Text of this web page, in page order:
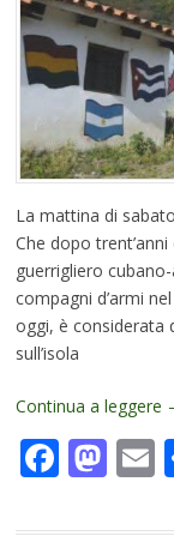
La mattina di
Che dopo
guerrigliero
compagni d’armi
oggi, è considerata
sull’isola
Continua a leggere